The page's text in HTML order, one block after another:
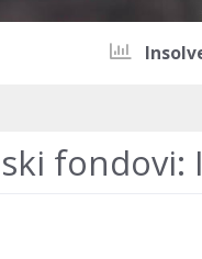
fondovi: